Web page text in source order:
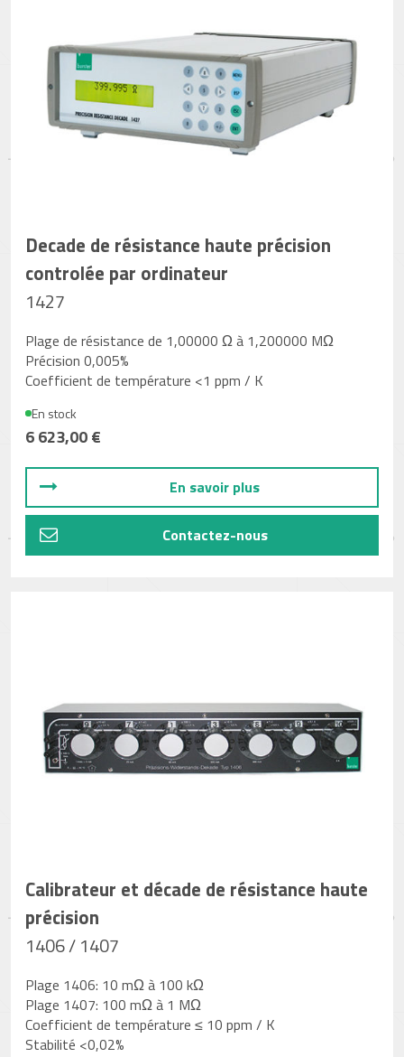
Decade de résistance haute précision
controlée par ordinateur
1427
Plage de résistance de 1,00000 Ω à 1,200000 MΩ
Précision 0,005%
Coefficient de température <1 ppm / K
En stock
6 623,00 €
En savoir plus
Contactez-nous
Calibrateur et décade de résistance haute
précision
1406 / 1407
Plage 1406: 10 mΩ à 100 kΩ
Plage 1407: 100 mΩ à 1 MΩ
Coefficient de température ≤ 10 ppm / K
Stabilité <0,02%